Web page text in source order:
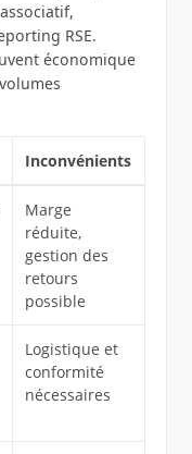
RSE.
économique
Inconvénients
Marge
réduite,
gestion des
retours
possible
Logistique et
conformité
nécessaires